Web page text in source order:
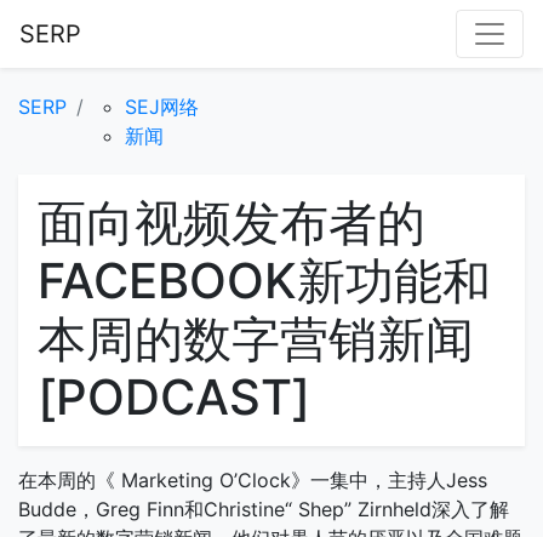
SERP
SERP
SEJ网络
新闻
面向视频发布者的
FACEBOOK新功能和
本周的数字营销新闻
[PODCAST]
在本周的《 Marketing O’Clock》一集中，主持人Jess
Budde，Greg Finn和Christine“ Shep” Zirnheld深入了解